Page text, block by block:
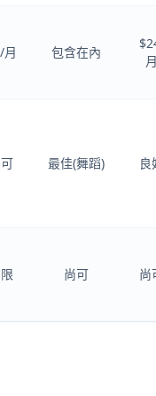
月 包含在內
最佳(舞蹈) 良
尚可 尚